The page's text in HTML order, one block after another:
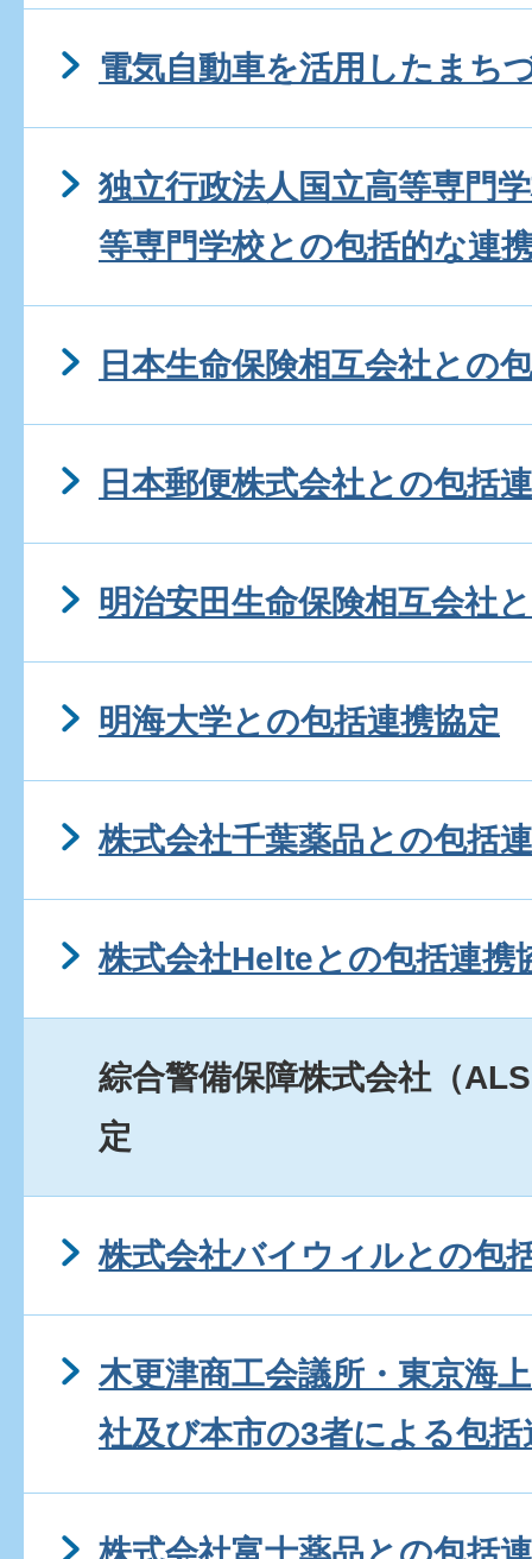
電気自動車を活用したまち
独立行政法人国立高等専門
等専門学校との包括的な連
日本生命保険相互会社との
日本郵便株式会社との包括
明治安田生命保険相互会社
明海大学との包括連携協定
株式会社千葉薬品との包括
株式会社Helteとの包括連携
綜合警備保障株式会社（
定
株式会社バイウィルとの包
木更津商工会議所・東京海
社及び本市の3者による包括